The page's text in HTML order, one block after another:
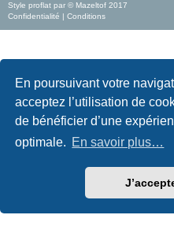
En poursuivant votre
acceptez l’utilisation de
de bénéficier d’une
optimale. En savoir plus…
Style proflat par © Mazeltof 2017
Confidentialité | Conditions